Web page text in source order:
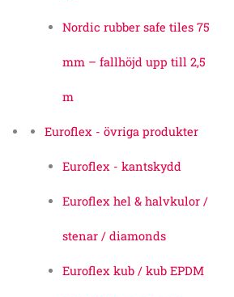
Nordic rubber safe tiles 75
mm – fallhöjd upp till 2,5
m
Euroflex - övriga produkter
Euroflex - kantskydd
Euroflex hel & halvkulor /
stenar / diamonds
Euroflex kub / kub EPDM